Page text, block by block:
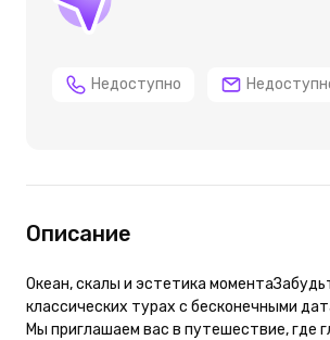
Недоступно
Описание
Океан, скалы и эстетика
классических турах с бесконечными
Мы приглашаем вас в путешествие, где